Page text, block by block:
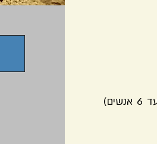
הטיול מתאים לרכבי 4X4 עם הילוך כח. בנוסף, יש מקום למשפחה אחת (עד 6 אנשים)